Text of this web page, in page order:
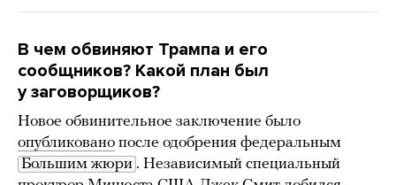
В чем обвиняют Трампа и его
сообщников? Какой план был
у заговорщиков?
Новое обвинительное заключение было
опубликовано после одобрения федеральным
Большим жюри . Независимый специальный